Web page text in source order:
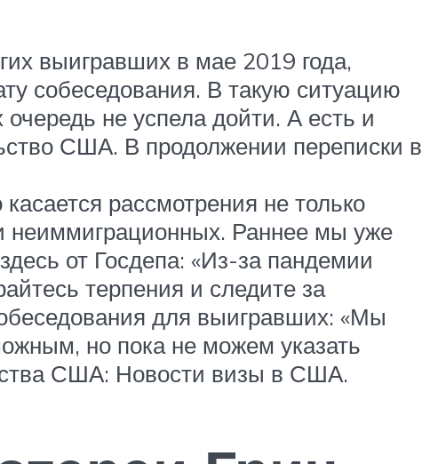
выигравших в мае 2019 года,
собеседования. В такую ситуацию
не успела дойти. А есть и
США. В продолжении переписки в
рассмотрения не только
неиммиграционных. Раннее мы уже
от Госдепа: «Из-за пандемии
терпения и следите за
для выигравших: «Мы
но пока не можем указать
США: Новости визы в США.